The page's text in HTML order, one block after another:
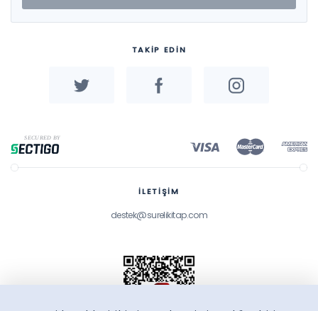
TAKİP EDİN
İLETİŞİM
destek@surelikitap.com